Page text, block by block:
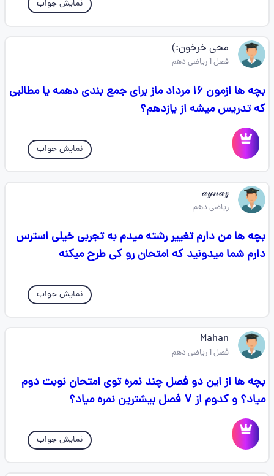
نمایش جواب
محی خرخون:)
فصل 1 ریاضی دهم
بچه ها ازمون ۱۶ مرداد ماز برای جمع بندی دهمه یا مطالبی
که تدریس میشه از یازدهم؟
نمایش جواب
𝒶𝓎𝓃𝒶𝓏
ریاضی دهم
بچه ها من دارم تغییر رشته میدم به تجربی خیلی استرس
دارم شما میدونید که امتحان رو کی طرح میکنه
نمایش جواب
Mahan
فصل 1 ریاضی دهم
بچه ها از این دو فصل چند نمره توی امتحان نوبت دوم
میاد؟ و کدوم از ۷ فصل بیشترین نمره میاد؟
نمایش جواب